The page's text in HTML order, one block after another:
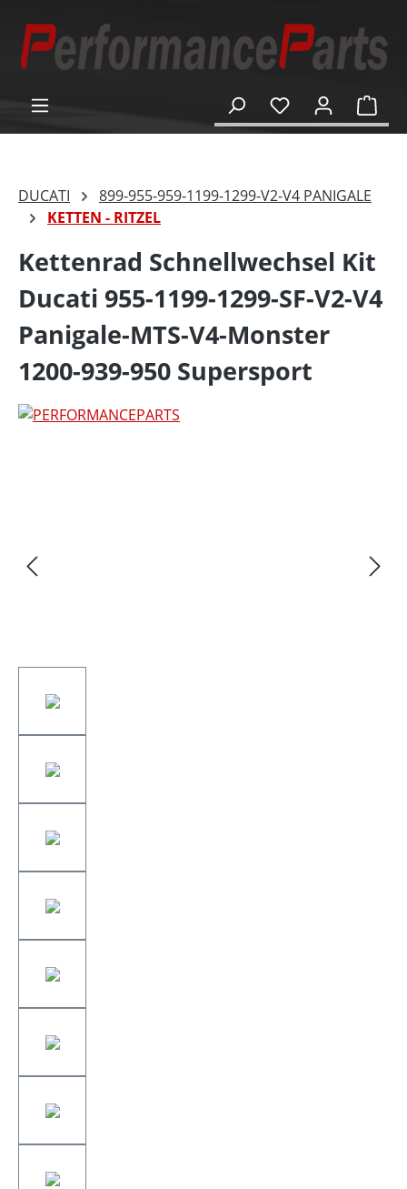
springen
DUCATI
899-955-959-1199-1299-V2-V4 PANIGALE
KETTEN - RITZEL
Kettenrad Schnellwechsel Kit
Ducati 955-1199-1299-SF-V2-V4
Panigale-MTS-V4-Monster
1200-939-950 Supersport